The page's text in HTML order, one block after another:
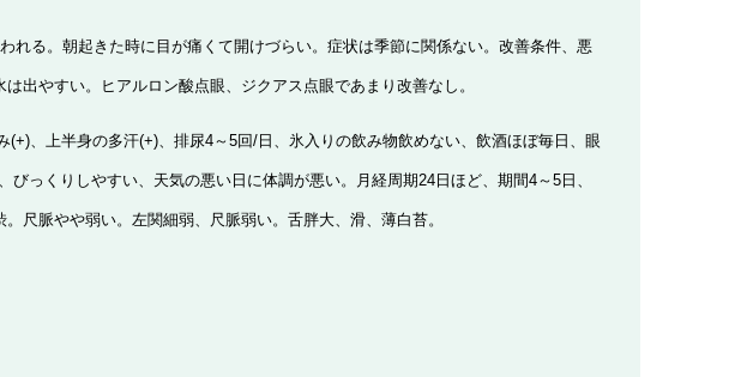
れる。朝起きた時に目が痛くて開けづらい。症状は季節に関係ない。改善条件、悪
出やすい。ヒアルロン酸点眼、ジクアス点眼であまり改善なし。
、上半身の多汗(+)、排尿4～5回/日、氷入りの飲み物飲めない、飲酒ほぼ毎日、眼
っくりしやすい、天気の悪い日に体調が悪い。 月経周期24日ほど、期間4～5日、
尺脈やや弱い。左関細弱、尺脈弱い。舌胖大、滑、薄白苔。